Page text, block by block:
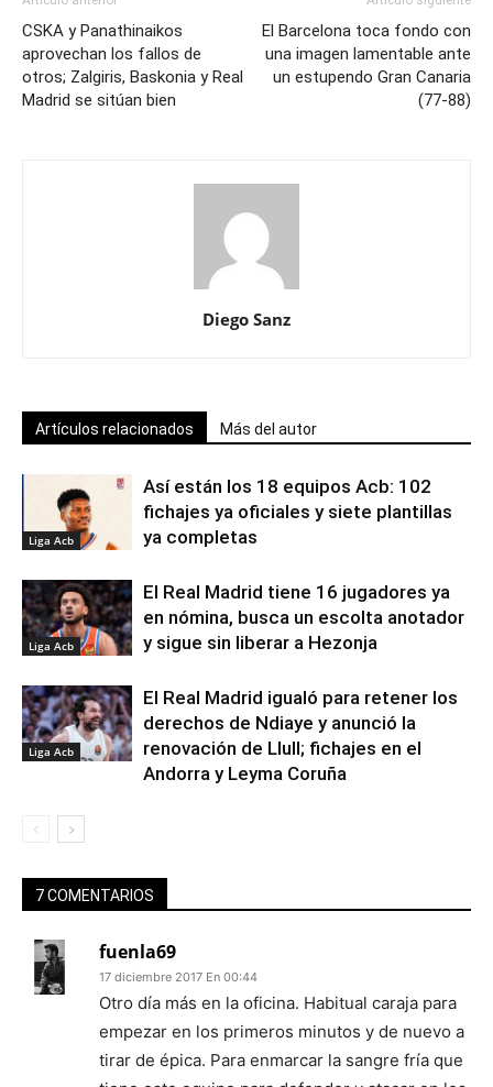
CSKA y Panathinaikos
aprovechan los fallos de
otros; Zalgiris, Baskonia y Real
Madrid se sitúan bien
El Barcelona toca fondo con
una imagen lamentable ante
un estupendo Gran Canaria
(77-88)
Diego Sanz
Artículos relacionados Más del autor
Liga Acb
Así están los 18 equipos Acb: 102
fichajes ya oficiales y siete plantillas
ya completas
Liga Acb
El Real Madrid tiene 16 jugadores ya
en nómina, busca un escolta anotador
y sigue sin liberar a Hezonja
Liga Acb
El Real Madrid igualó para retener los
derechos de Ndiaye y anunció la
renovación de Llull; fichajes en el
Andorra y Leyma Coruña
7 COMENTARIOS
fuenla69
17 diciembre 2017 En 00:44
Otro día más en la oficina. Habitual caraja para
empezar en los primeros minutos y de nuevo a
tirar de épica. Para enmarcar la sangre fría que